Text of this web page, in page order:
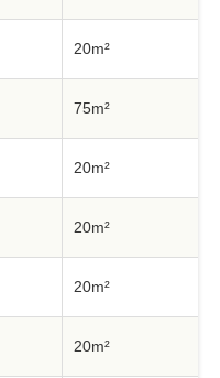
20m²
75m²
20m²
20m²
20m²
20m²